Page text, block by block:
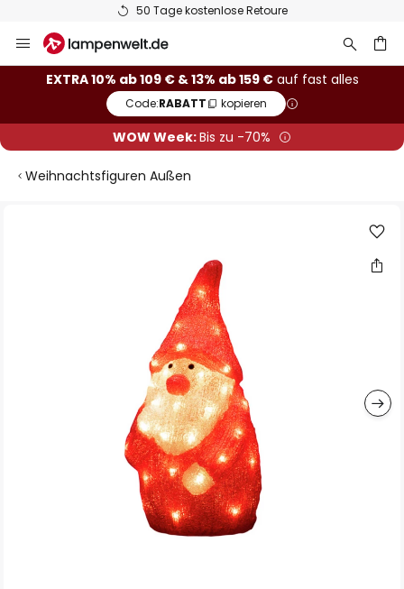
50 Tage kostenlose Retoure
Inhalt
springen
EXTRA 10% ab 109 € & 13% ab 159 €auf fast alles
Code:RABATT kopieren
WOW Week:Bis zu -70%
Weihnachtsfiguren Außen